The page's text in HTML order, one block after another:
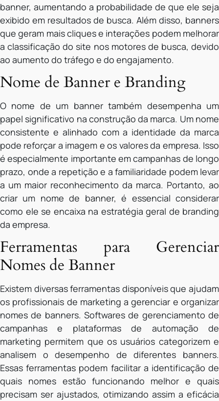
banner, aumentando a probabilidade de que ele seja
exibido em resultados de busca. Além disso, banners
que geram mais cliques e interações podem melhorar
a classificação do site nos motores de busca, devido
ao aumento do tráfego e do engajamento.
Nome de Banner e Branding
O nome de um banner também desempenha um
papel significativo na construção da marca. Um nome
consistente e alinhado com a identidade da marca
pode reforçar a imagem e os valores da empresa. Isso
é especialmente importante em campanhas de longo
prazo, onde a repetição e a familiaridade podem levar
a um maior reconhecimento da marca. Portanto, ao
criar um nome de banner, é essencial considerar
como ele se encaixa na estratégia geral de branding
da empresa.
Ferramentas para Gerenciar
Nomes de Banner
Existem diversas ferramentas disponíveis que ajudam
os profissionais de marketing a gerenciar e organizar
nomes de banners. Softwares de gerenciamento de
campanhas e plataformas de automação de
marketing permitem que os usuários categorizem e
analisem o desempenho de diferentes banners.
Essas ferramentas podem facilitar a identificação de
quais nomes estão funcionando melhor e quais
precisam ser ajustados, otimizando assim a eficácia